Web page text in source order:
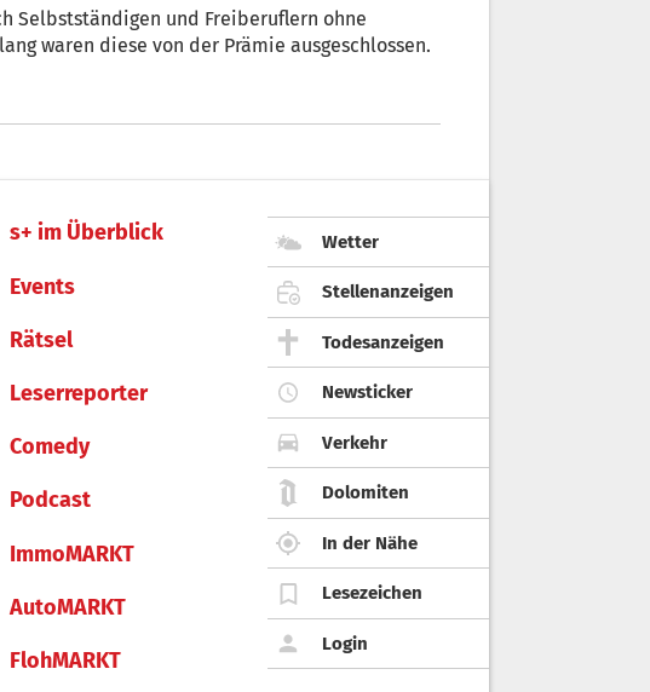
Selbstständigen und Freiberuflern ohne
Mehrwertsteuernummer ausgezahlt. Bislang waren diese von der Prämie ausgeschlossen.
s+ im Überblick
Events
Rätsel
Leserreporter
Comedy
Podcast
ImmoMARKT
AutoMARKT
FlohMARKT
Wetter
Stellenanzeigen
Todesanzeigen
Newsticker
Verkehr
Dolomiten
In der Nähe
Lesezeichen
Login